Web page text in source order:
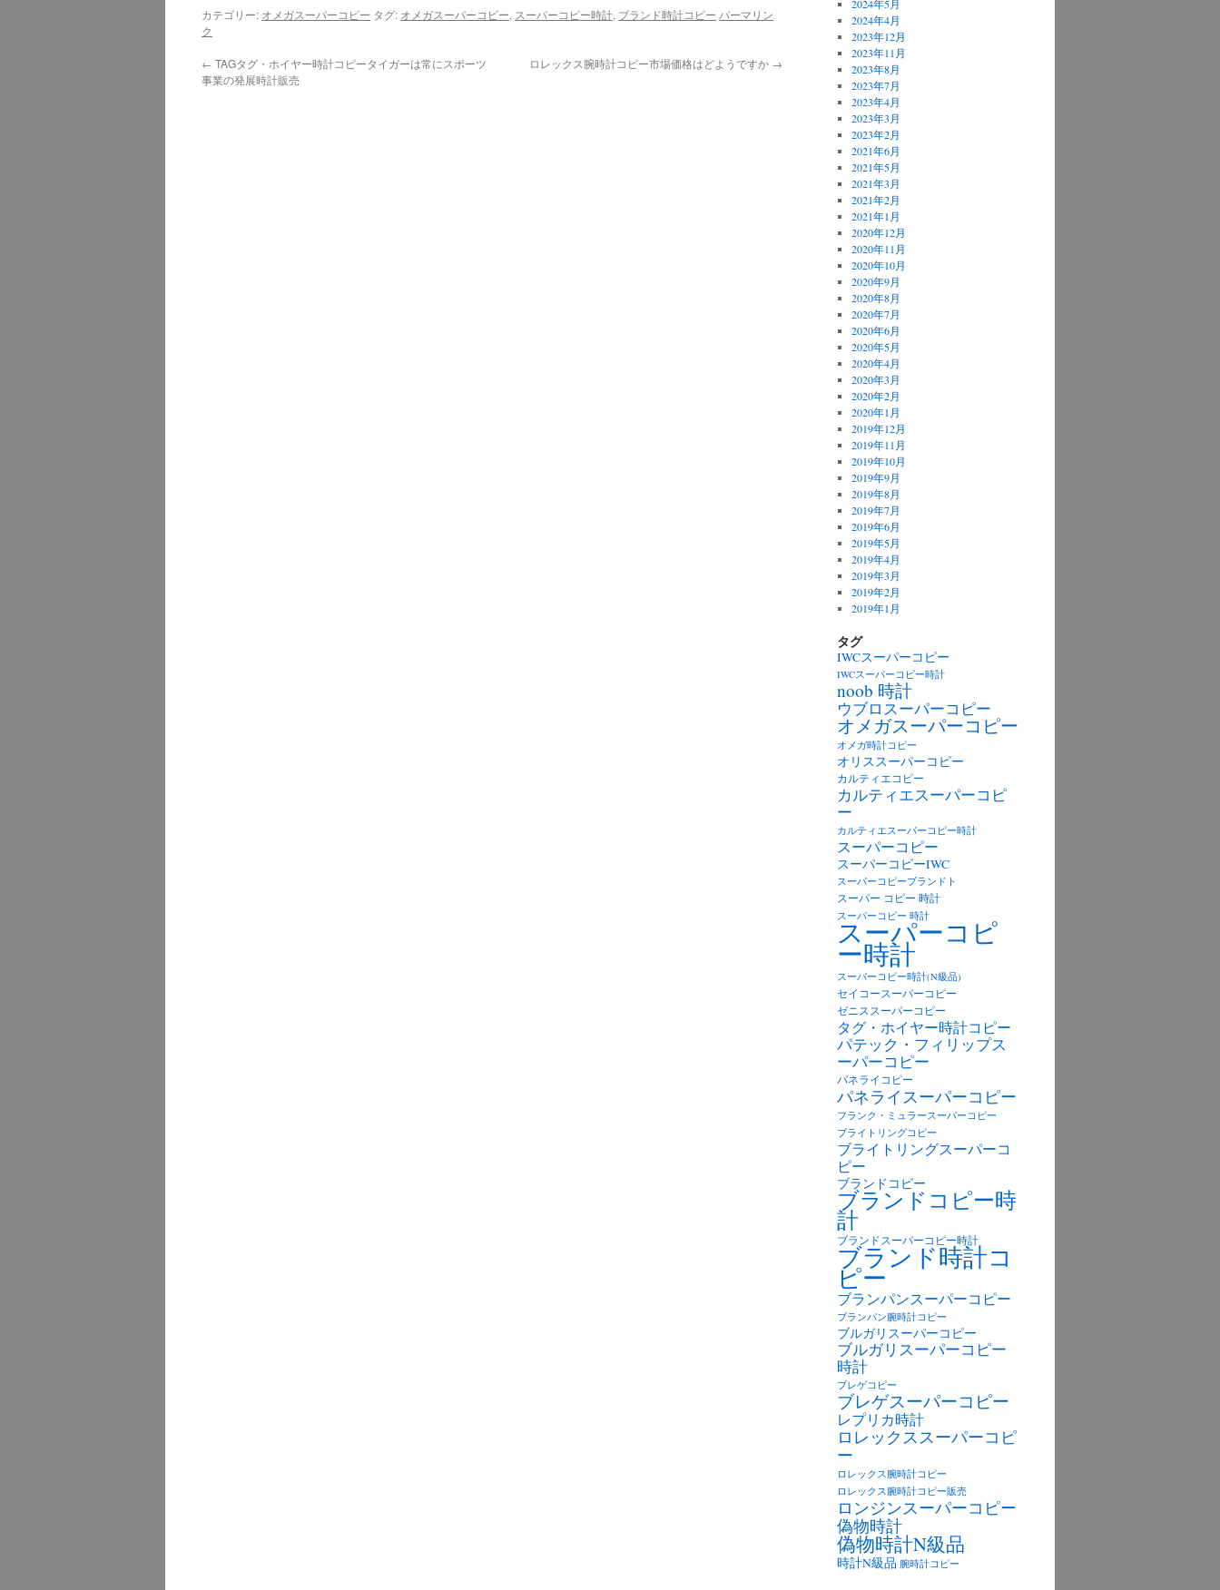
カテゴリー: オメガスーパーコピー タグ: オメガスーパーコピー, スーパーコピー時計, ブランド時計コピー パーマリン
ク
← TAGタグ・ホイヤー時計コピータイガーは常にスポーツ
事業の発展時計販売
ロレックス腕時計コピー市場価格はどようですか →
2024年5月
2024年4月
2023年12月
2023年11月
2023年8月
2023年7月
2023年4月
2023年3月
2023年2月
2021年6月
2021年5月
2021年3月
2021年2月
2021年1月
2020年12月
2020年11月
2020年10月
2020年9月
2020年8月
2020年7月
2020年6月
2020年5月
2020年4月
2020年3月
2020年2月
2020年1月
2019年12月
2019年11月
2019年10月
2019年9月
2019年8月
2019年7月
2019年6月
2019年5月
2019年4月
2019年3月
2019年2月
2019年1月
タグ
IWCスーパーコピー
IWCスーパーコピー時計
noob 時計
ウブロスーパーコピー
オメガスーパーコピー
オメガ時計コピー
オリススーパーコピー
カルティエコピー
カルティエスーパーコピ
ー
カルティエスーパーコピー時計
スーパーコピー
スーパーコピーIWC
スーパーコピーブランドト
スーパー コピー 時計
スーパーコピー 時計
スーパーコピ
ー時計
スーパーコピー時計(N級品)
セイコースーパーコピー
ゼニススーパーコピー
タグ・ホイヤー時計コピー
パテック・フィリップス
ーパーコピー
パネライコピー
パネライスーパーコピー
フランク・ミュラースーパーコピー
ブライトリングコピー
ブライトリングスーパーコ
ピー
ブランドコピー
ブランドコピー時
計
ブランドスーパーコピー時計
ブランド時計コ
ピー
ブランパンスーパーコピー
ブランパン腕時計コピー
ブルガリスーパーコピー
ブルガリスーパーコピー
時計
ブレゲコピー
ブレゲスーパーコピー
レプリカ時計
ロレックススーパーコピ
ー
ロレックス腕時計コピー
ロレックス腕時計コピー販売
ロンジンスーパーコピー
偽物時計
偽物時計N級品
時計N級品 腕時計コピー